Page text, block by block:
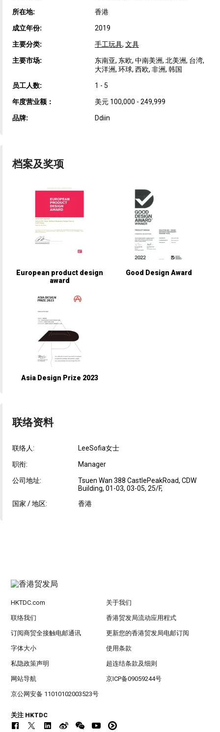
所在地: 香港
成立年份: 2019
主要分类: 手工玩具, 文具
主要市场:
东南亚, 东欧, 中南美洲, 北美洲, 台湾,
大洋洲, 环球, 西欧, 非洲, 韩国
员工人数: 1 - 5
年度营业额： 美元 100,000 - 249,999
品牌: Ddiin
档案及奖项
European product design
award
Good Design Award
Asia Design Prize 2023
联络资料
联络人: LeeSofia女士
职衔: Manager
公司地址:
Tsuen Wan 388 CastlePeakRoad, CDW
Building, 01-03, 03-05, 25/F,
国家 / 地区:
香港
HKTDC.com 关于我们
联络我们 香港贸发局流动应用程式
订阅商贸全接触电邮通讯 更新您的香港贸发局电邮订阅
字体大小 使用条款
私隐政策声明 超连结条款及细则
网站导航 京ICP备09059244号
京公网安备 11010102003523号
关注 HKTDC